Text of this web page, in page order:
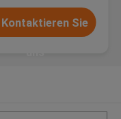
Kontaktieren Sie